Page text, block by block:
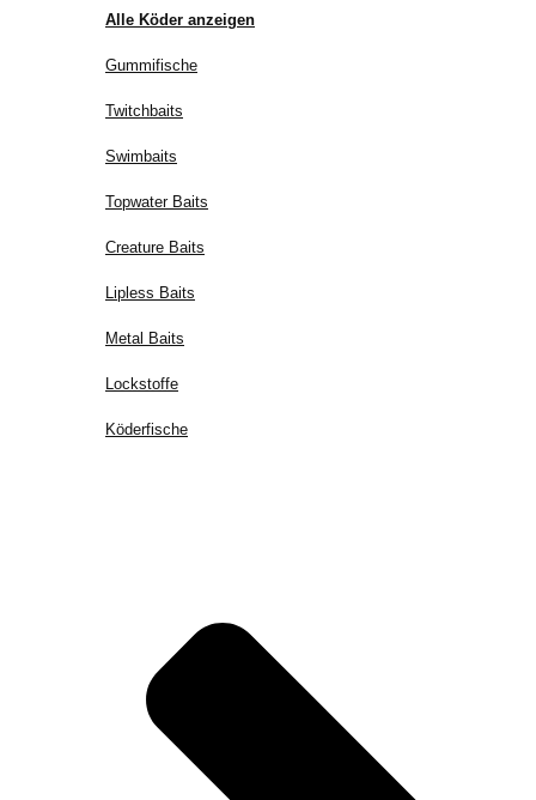
Alle Köder anzeigen
Gummifische
Twitchbaits
Swimbaits
Topwater Baits
Creature Baits
Lipless Baits
Metal Baits
Lockstoffe
Köderfische